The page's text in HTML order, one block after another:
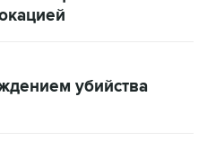
убийства